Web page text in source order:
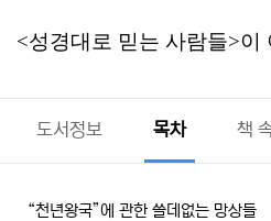
<성경대로 믿는 사람들>
도서정보 목차 책
“천년왕국”에 관한 쓸데없는 망상들